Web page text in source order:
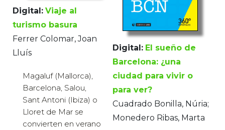
Digital: Viaje al
turismo basura
Ferrer Colomar, Joan
Lluís
Magaluf (Mallorca),
Barcelona, Salou,
Sant Antoni (Ibiza) o
Lloret de Mar se
convierten en verano
Digital: El sueño de
Barcelona: ¿una
ciudad para vivir o
para ver?
Cuadrado Bonilla, Núria;
Monedero Ribas, Marta